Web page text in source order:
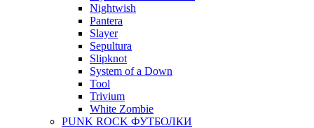
Nightwish
Pantera
Slayer
Sepultura
Slipknot
System of a Down
Tool
Trivium
White Zombie
PUNK ROCK ФУТБОЛКИ